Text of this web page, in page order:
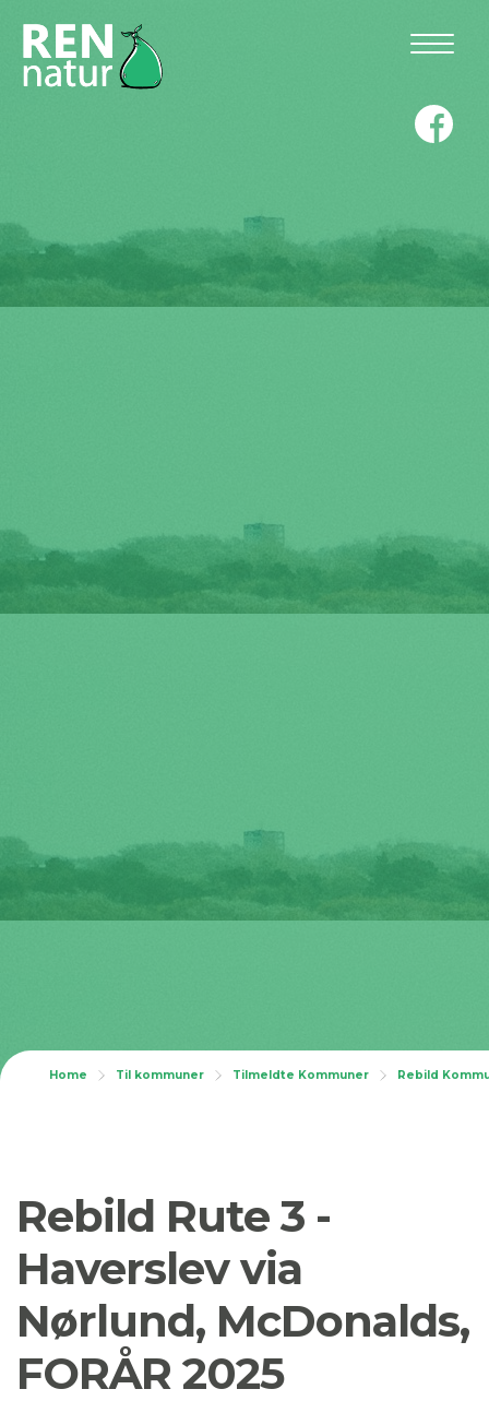
Home Til kommuner Tilmeldte Kommuner Rebild
Rebild Rute 3 -
Haverslev via
Nørlund, McDonalds,
FORÅR 2025